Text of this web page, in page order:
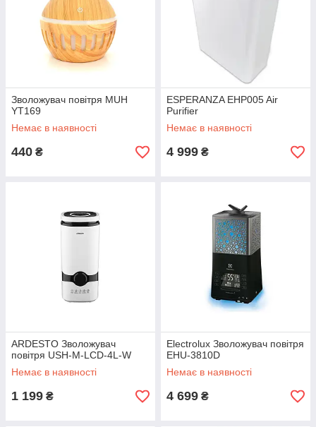
Зволожувач повітря MUH
YT169
Немає в наявності
440 ₴
ESPERANZA EHP005 Air
Purifier
Немає в наявності
4 999 ₴
ARDESTO Зволожувач
повітря USH-M-LCD-4L-W
Немає в наявності
1 199 ₴
Electrolux Зволожувач повітря
EHU-3810D
Немає в наявності
4 699 ₴